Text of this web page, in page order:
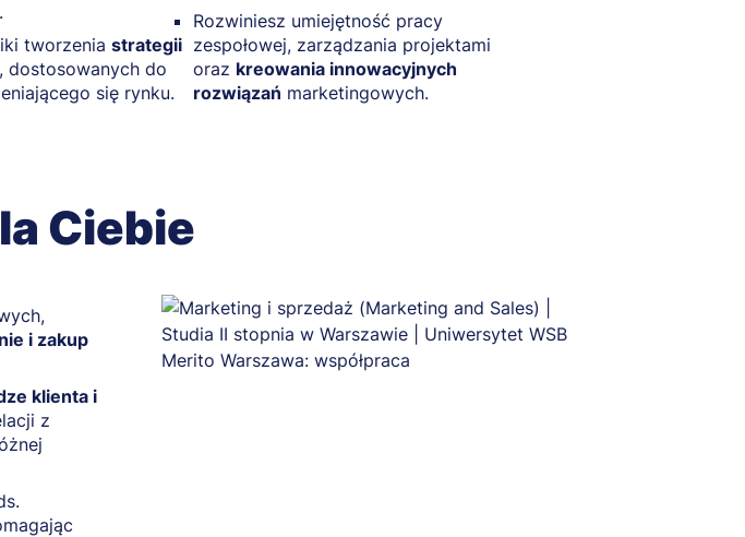
tworzenia strategii
, dostosowanych do
się rynku.
Rozwiniesz umiejętność pracy
zespołowej, zarządzania projektami
oraz kreowania innowacyjnych
rozwiązań marketingowych.
Ciebie
i zakup
klienta i
z